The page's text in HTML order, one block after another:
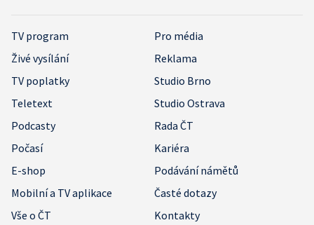
TV program
Pro média
Živé vysílání
Reklama
TV poplatky
Studio Brno
Teletext
Studio Ostrava
Podcasty
Rada ČT
Počasí
Kariéra
E-shop
Podávání námětů
Mobilní a TV aplikace
Časté dotazy
Vše o ČT
Kontakty